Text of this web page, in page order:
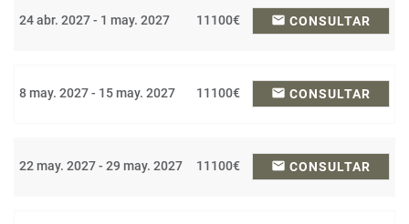
24 abr. 2027 - 1 may. 2027 11100€ email CONSULTAR
8 may. 2027 - 15 may. 2027 11100€ email CONSULTAR
22 may. 2027 - 29 may. 2027 11100€ email CONSULTAR